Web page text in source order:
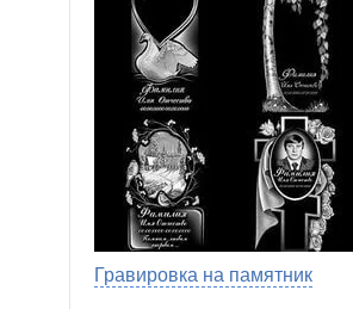
Гравировка на памятник